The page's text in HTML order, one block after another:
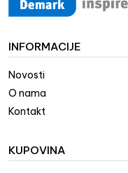
INFORMACIJE
Novosti
O nama
Kontakt
KUPOVINA